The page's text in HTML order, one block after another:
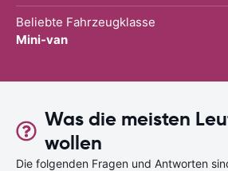
Beliebte Fahrzeugklasse
Mini-van
Was die meisten
wollen
Die folgenden Fragen und Antworten